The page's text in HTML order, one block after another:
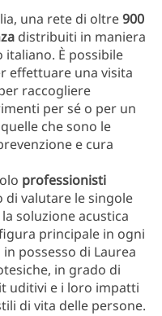
una rete di oltre900
distribuiti in maniera
È possibile
effettuare una visita
raccogliere
per sé o per un
che sono le
e cura
professionisti
di valutare le singole
soluzione acustica
principale in ogni
possesso di Laurea
in grado di
uditivi e i loro impatti
di vita delle persone.